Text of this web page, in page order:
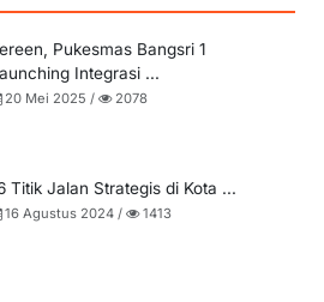
Pukesmas Bangsri 1
Integrasi ...
20 Mei 2025 / 2078
Titik Jalan Strategis di Kota ...
16 Agustus 2024 / 1413